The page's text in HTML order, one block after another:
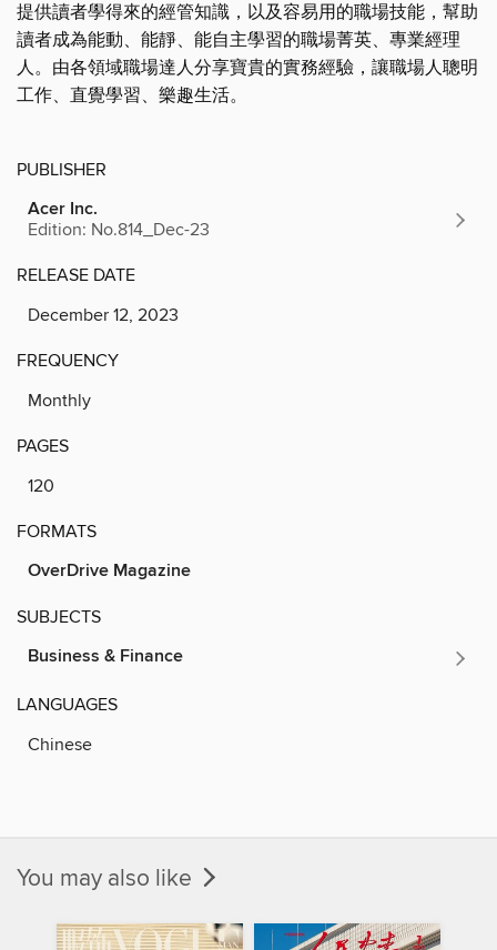
提供讀者學得來的經管知識，以及容易用的職場技能，幫助
讀者成為能動、能靜、能自主學習的職場菁英、專業經理
人。由各領域職場達人分享寶貴的實務經驗，讓職場人聰明
工作、直覺學習、樂趣生活。
PUBLISHER
Acer Inc.
Edition: No.814_Dec-23
RELEASE DATE
December 12, 2023
FREQUENCY
Monthly
PAGES
120
FORMATS
OverDrive Magazine
SUBJECTS
Business & Finance
LANGUAGES
Chinese
You may also like